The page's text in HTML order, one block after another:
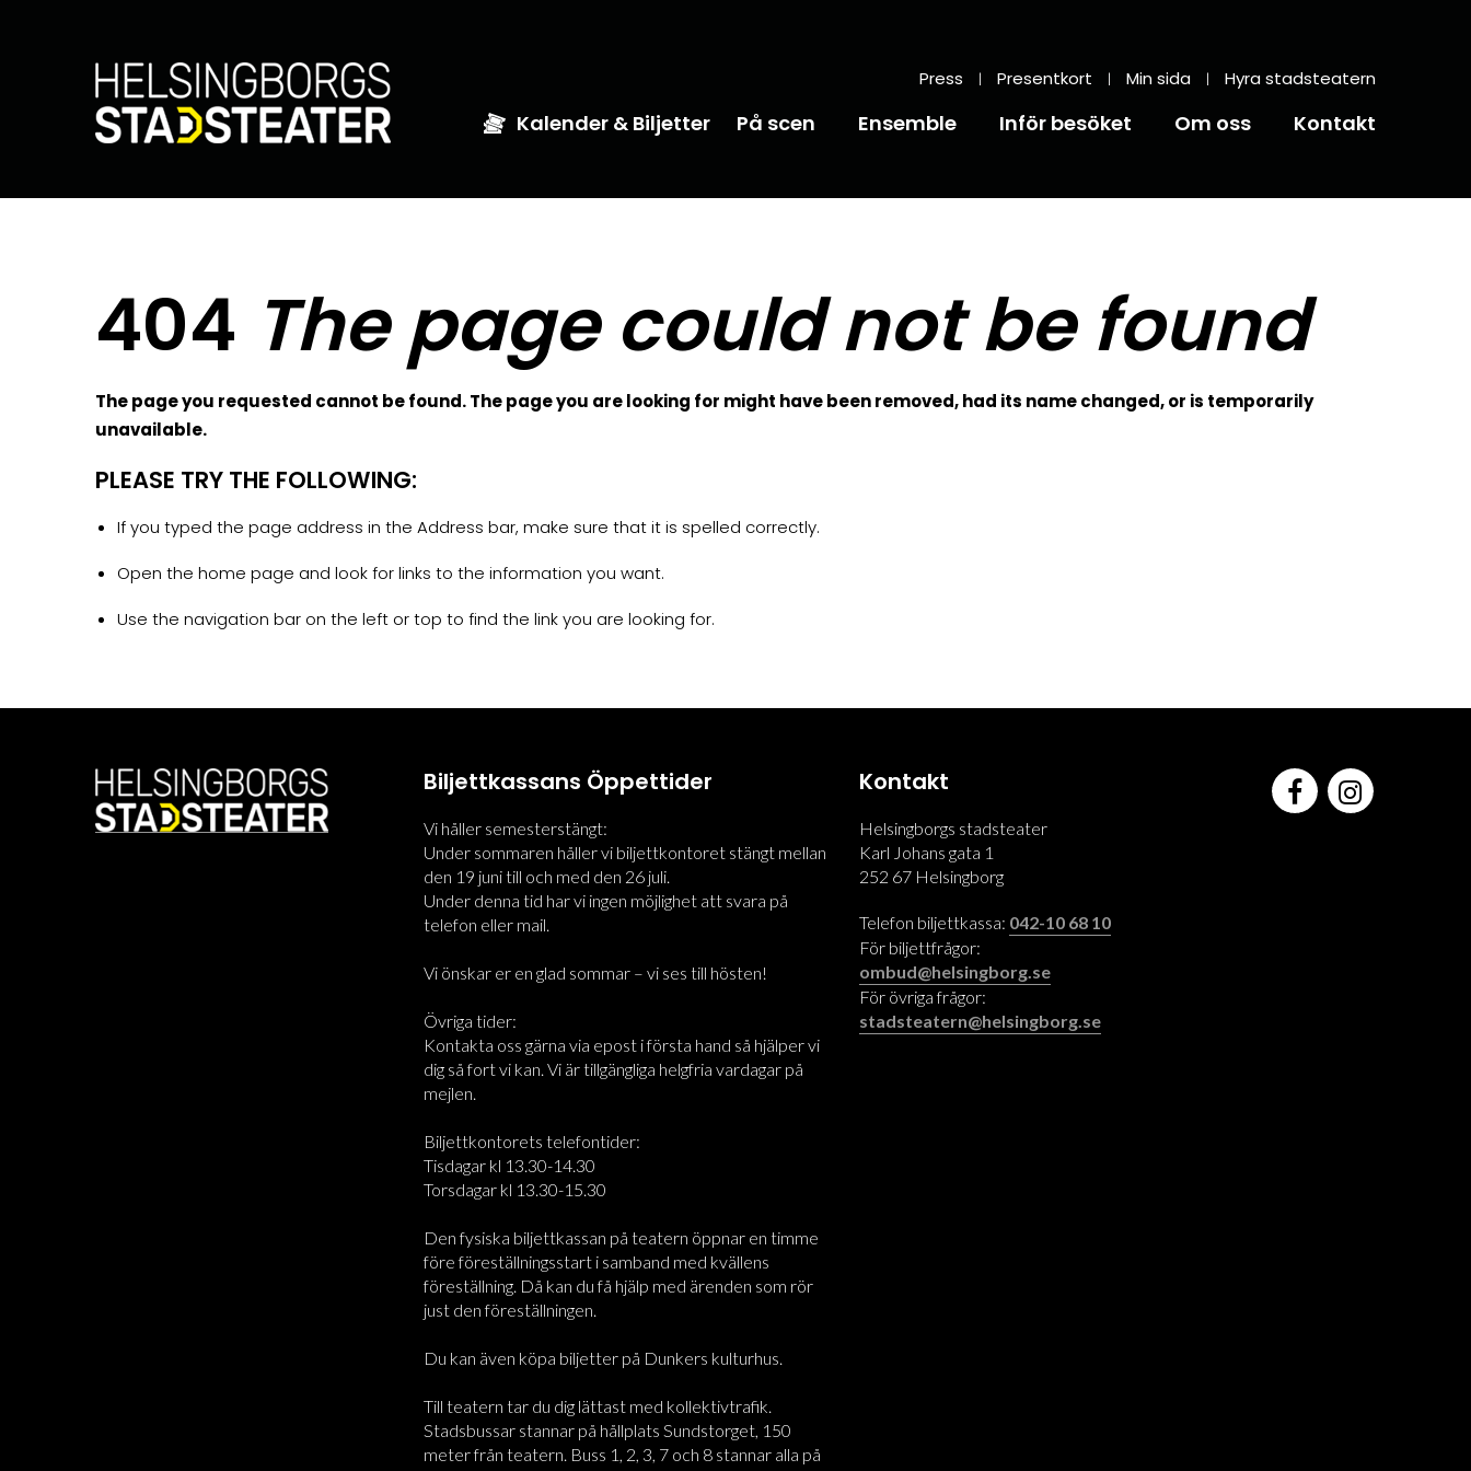
Press Presentkort Min sida Hyra stadsteatern
Kalender & Biljetter På scen Ensemble Inför besöket Om oss Kontakt
404 The page could not be found
The page you requested cannot be found. The page you are looking for might have been removed, had its name changed, or is temporarily
unavailable.
PLEASE TRY THE FOLLOWING:
If you typed the page address in the Address bar, make sure that it is spelled correctly.
Open the home page and look for links to the information you want.
Use the navigation bar on the left or top to find the link you are looking for.
Biljettkassans Öppettider
Vi håller semesterstängt:
Under sommaren håller vi biljettkontoret stängt mellan
den 19 juni till och med den 26 juli.
Under denna tid har vi ingen möjlighet att svara på
telefon eller mail.
Vi önskar er en glad sommar – vi ses till hösten!
Övriga tider:
Kontakta oss gärna via epost i första hand så hjälper vi
dig så fort vi kan. Vi är tillgängliga helgfria vardagar på
mejlen.
Biljettkontorets telefontider:
Tisdagar kl 13.30-14.30
Torsdagar kl 13.30-15.30
Den fysiska biljettkassan på teatern öppnar en timme
före föreställningsstart i samband med kvällens
föreställning. Då kan du få hjälp med ärenden som rör
just den föreställningen.
Du kan även köpa biljetter på Dunkers kulturhus.
Till teatern tar du dig lättast med kollektivtrafik.
Stadsbussar stannar på hållplats Sundstorget, 150
meter från teatern. Buss 1, 2, 3, 7 och 8 stannar alla på
Kontakt
Helsingborgs stadsteater
Karl Johans gata 1
252 67 Helsingborg
Telefon biljettkassa: 042-10 68 10
För biljettfrågor:
ombud@helsingborg.se
För övriga frågor:
stadsteatern@helsingborg.se